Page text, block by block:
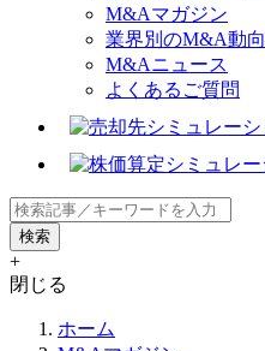
M&Aマガジン
業界別のM&A動向
M&Aニュース
よくあるご質問
+
閉じる
ホーム